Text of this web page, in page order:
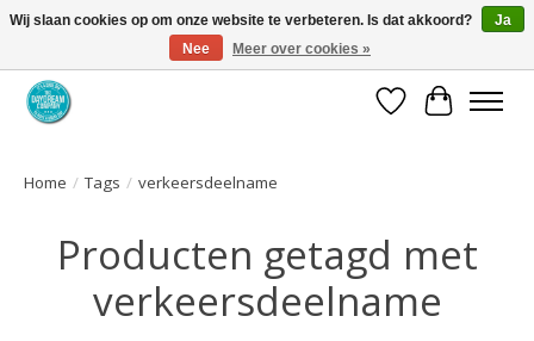
Coaching via download. Effectief en voordelig.
Verlanglijst
Home / Tags / verkeersdeelname
Producten getagd met
verkeersdeelname
Wij slaan cookies op om onze website te verbeteren. Is dat akkoord?
Ja
Nee
Meer over cookies »